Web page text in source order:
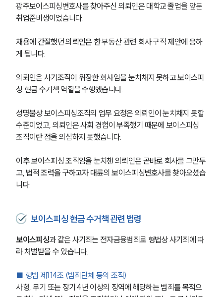
광주보이스피싱변호사를 찾아주신 의뢰인은 대학교 졸업을 앞둔
취업준비생이었습니다.
채용에 간절했던 의뢰인은 한 부동산 관련 회사 구직 제안에 응하
게 됩니다.
의뢰인은 사기조직이 위장한 회사임을 눈치채지 못하고 보이스피
싱 현금 수거책 역할을 수행했습니다.
성명불상 보이스피싱조직의 업무 요청은 의뢰인이 눈치채지 못할
수준이었고, 의뢰인은 사회 경험이 부족했기 때문에 보이스피싱
조직이란 점을 의심하지 못했습니다.
이후 보이스피싱 조직임을 눈치챈 의뢰인은 곧바로 회사를 그만두
고, 법적 조력을 구하고자 대륜의 보이스피싱변호사를 찾아오셨습
니다.
보이스피싱 현금 수거책 관련 법령
보이스피싱과 같은 사기죄는 전자금융범죄로 형법상 사기죄에 따
라 처벌받을 수 있습니다.
■ 형법 제114조 (범죄단체 등의 조직)
사형, 무기 또는 장기 4년 이상의 징역에 해당하는 범죄를 목적으